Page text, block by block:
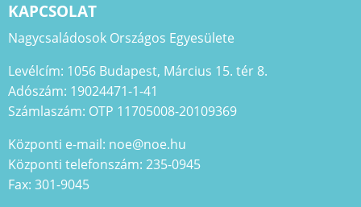
KAPCSOLAT
Nagycsaládosok Országos Egyesülete
Levélcím: 1056 Budapest, Március 15. tér 8.
Adószám: 19024471-1-41
Számlaszám: OTP 11705008-20109369
Központi e-mail: noe@noe.hu
Központi telefonszám: 235-0945
Fax: 301-9045